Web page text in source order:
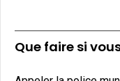
Que faire si